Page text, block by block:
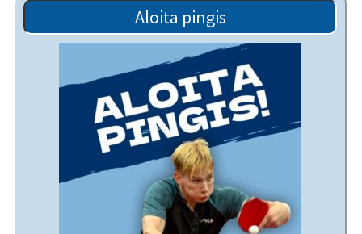
Aloita pingis